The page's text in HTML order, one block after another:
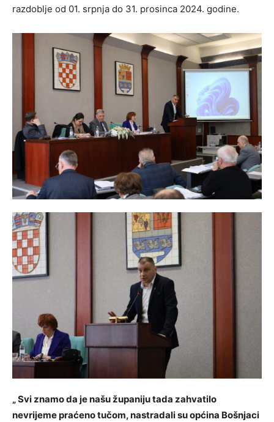
razdoblje od 01. srpnja do 31. prosinca 2024. godine.
„ Svi znamo da je našu županiju tada zahvatilo
nevrijeme praćeno tučom, nastradali su općina Bošnjaci